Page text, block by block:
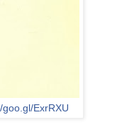
goo.gl/ExrRXU